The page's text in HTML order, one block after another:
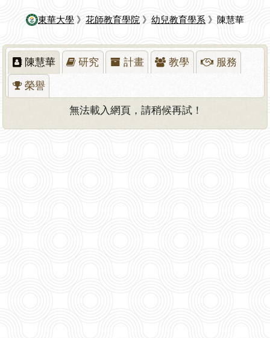
東華大學 》 花師教育學院 》 幼兒教育學系 》陳慧華
陳慧華 研究 計畫 教學 服務
榮譽
無法載入網頁，請稍候再試！